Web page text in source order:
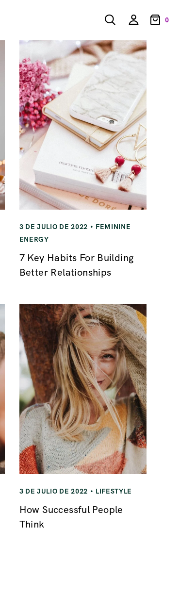
0
3 DE JULIO DE 2022
FEMININE
ENERGY
7 Key Habits For Building
Better Relationships
3 DE JULIO DE 2022 LIFESTYLE
How Successful People
Think